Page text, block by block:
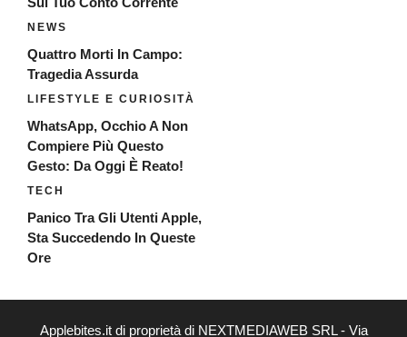
NEWS
Quattro Morti In Campo:
Tragedia Assurda
LIFESTYLE E CURIOSITÀ
WhatsApp, Occhio A Non
Compiere Più Questo
Gesto: Da Oggi È Reato!
TECH
Panico Tra Gli Utenti Apple,
Sta Succedendo In Queste
Ore
Applebites.it di proprietà di NEXTMEDIAWEB SRL - Via